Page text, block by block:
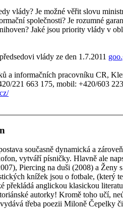
vlády? Je možné věřit slovu
společnosti? Je rozumné
Jaké jsou priority vlády v
vlády ze den 1.7.2011
a informačních pracovníku CR,
221 663 175, mobil: +420/603
současně dynamická a
vytváří písničky. Hlavně ale
Piercing na duši (2008) a
knížek jsou o fotbale, (který
překládá anglickou klasickou
autorky! Kromě toho učí,
třeba poezii Miloně Čepelky